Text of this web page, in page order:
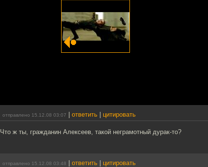
отправлено 15.12.08 03:07 ответить цитировать
Что ж ты, гражданин Алексеев, такой неграмотный дурак-то?
отправлено 15.12.08 03:48 ответить цитировать